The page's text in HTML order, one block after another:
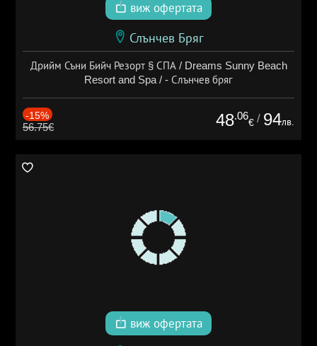
виж офертата
Слънчев Бряг
Дрийм Съни Бийч Резорт § СПА / Dreams Sunny Beach
Resort and Spa / - Слънчев бряг
-15%
56.75€ 48.06
€ / 94лв.
виж офертата